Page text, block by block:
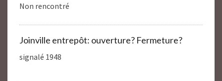
Non rencontré
Joinville entrepôt: ouverture? Fermeture?
signalé 1948